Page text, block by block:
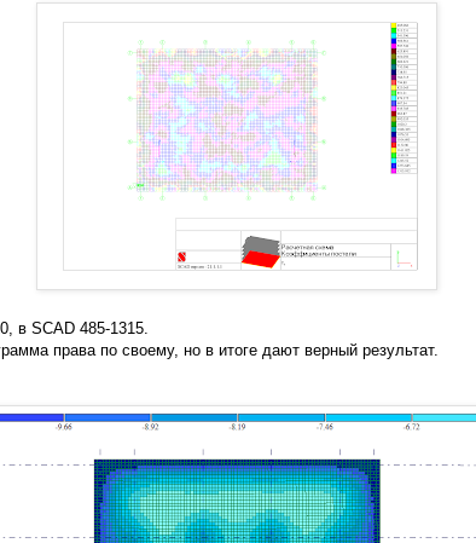
в SCAD 485-1315.
права по своему, но в итоге дают верный результат.